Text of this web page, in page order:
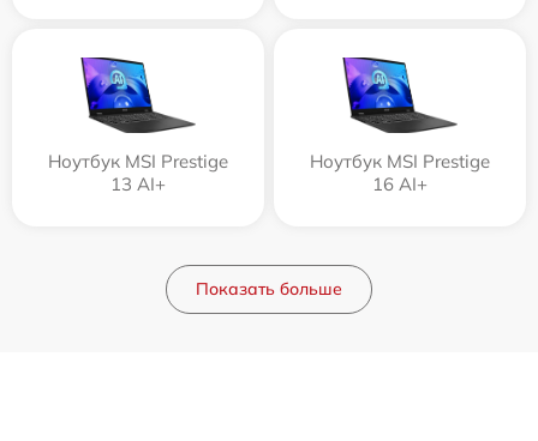
Ноутбук MSI Prestige
13 AI+
Ноутбук MSI Prestige
16 AI+
Показать больше